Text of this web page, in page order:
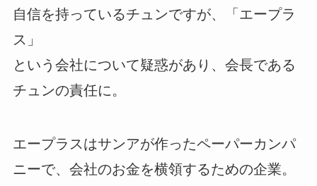
自信を持っているチュンですが、「エープラ
ス」
という会社について疑惑があり、会長である
チュンの責任に。
エープラスはサンアが作ったペーパーカンパ
ニーで、会社のお金を横領するための企業。